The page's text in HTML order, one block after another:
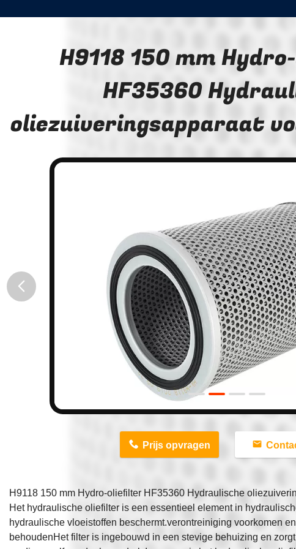
H9118 150 mm
HF35360
oliezuiveringsapparaat
Prijs opvragen
H9118 150 mm Hydro-oliefilter HF35360 Hydraulische
Het hydraulische oliefilter is een essentieel element in
hydraulische vloeistoffen beschermt.verontreiniging voorkomen
behoudenHet filter is ingebouwd in een stevige behuizing en